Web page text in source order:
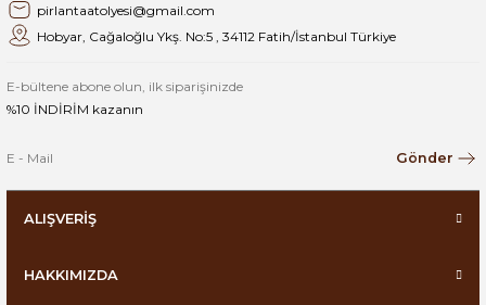
pirlantaatolyesi@gmail.com
Hobyar, Cağaloğlu Ykş. No:5 , 34112 Fatih/İstanbul Türkiye
E-bültene abone olun, ilk siparişinizde
%10 İNDİRİM kazanın
Gönder
ALIŞVERİŞ
HAKKIMIZDA